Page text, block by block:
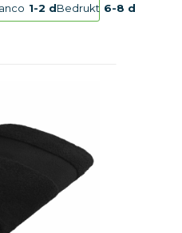
1-2 dBedrukt 6-8 d